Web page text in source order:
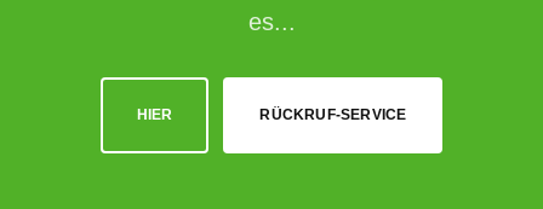
es...
HIER RÜCKRUF-SERVICE